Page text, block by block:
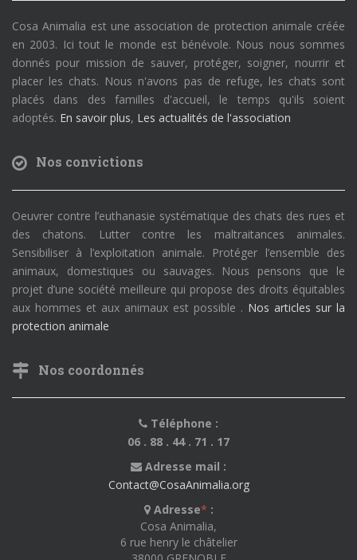
Cosa Animalia est une association de protection animale créée
en 2003. Ici tout le monde est bénévole. Nous nous sommes
donnés pour mission de sauver, protéger, soigner, nourrir et
placer les chats. Nous n'avons pas de refuge, les chats sont
placés dans des familles d'accueil, le temps qu'ils soient
adoptés. En savoir plus, Les actualités de l'association
Nos convictions
Oeuvrer contre l’euthanasie systématique des chats des rues et
des chatons. Lutter contre les maltraitances animales.
Sensibiliser à l’exploitation animale. Protéger l’ensemble des
animaux, domestiques ou sauvages. Nous pensons que le
projet d’une société meilleure qui propose des droits équitables
aux hommes et aux animaux est possible . Nos articles sur la
protection animale
Nos coordonnés
Téléphone :
06 . 88 . 44 . 71 . 17
Adresse mail :
Contact@CosaAnimalia.org
Adresse* :
Cosa Animalia,
6 rue henry le châtelier